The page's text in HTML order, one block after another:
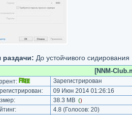
раздачи: До устойчивого сидирования
[NNM-
Зарегистрирован
09 Июн 2014 01:26:16
38.3 MB ()
4.8 (Голосов: 20)